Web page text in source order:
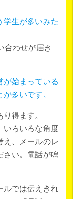
学生が多いみた
合わせが届き
が始まっている
多いです。
得ます。
いろいろな角度
え、メールのレ
さい。電話が鳴
ルでは伝えきれ